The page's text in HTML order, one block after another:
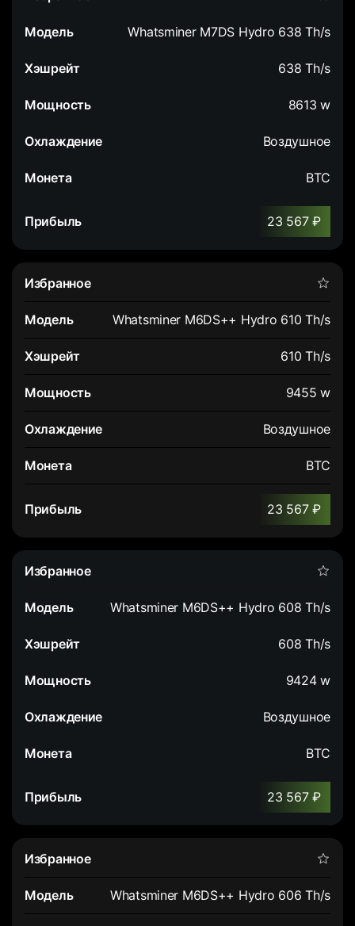
Whatsminer M7DS Hydro 638 Th/s
638 Th/s
8613 w
Воздушное
BTC
23 567 ₽
Whatsminer M6DS++ Hydro 610 Th/s
610 Th/s
9455 w
Воздушное
BTC
23 567 ₽
Whatsminer M6DS++ Hydro 608 Th/s
608 Th/s
9424 w
Воздушное
BTC
23 567 ₽
Whatsminer M6DS++ Hydro 606 Th/s